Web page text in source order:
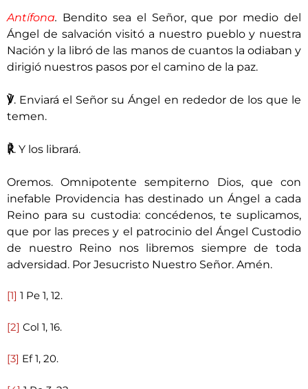
Antífona. Bendito sea el Señor, que por medio del
Ángel de salvación visitó a nuestro pueblo y nuestra
Nación y la libró de las manos de cuantos la odiaban y
dirigió nuestros pasos por el camino de la paz.
℣. Enviará el Señor su Ángel en rededor de los que le
temen.
℟. Y los librará.
Oremos. Omnipotente sempiterno Dios, que con
inefable Providencia has destinado un Ángel a cada
Reino para su custodia: concédenos, te suplicamos,
que por las preces y el patrocinio del Ángel Custodio
de nuestro Reino nos libremos siempre de toda
adversidad. Por Jesucristo Nuestro Señor. Amén.
[1] 1 Pe 1, 12.
[2] Col 1, 16.
[3] Ef 1, 20.